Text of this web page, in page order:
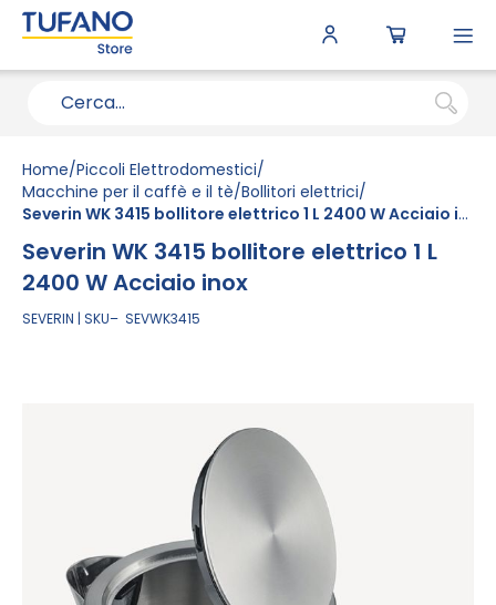
Home Piccoli Elettrodomestici
Macchine per il caffè e il tè Bollitori elettrici
Severin WK 3415 bollitore elettrico 1 L 2400 W Acciaio inox
Severin WK 3415 bollitore elettrico 1 L
2400 W Acciaio inox
SEVERIN SKU SEVWK3415